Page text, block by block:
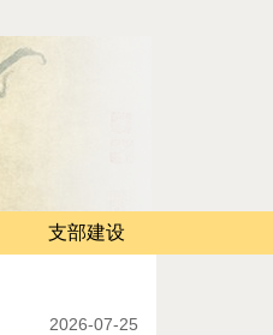
支部建设
2026-07-25